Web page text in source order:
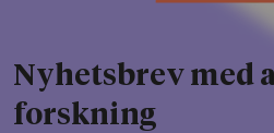
Nyhetsbrev med
forskning